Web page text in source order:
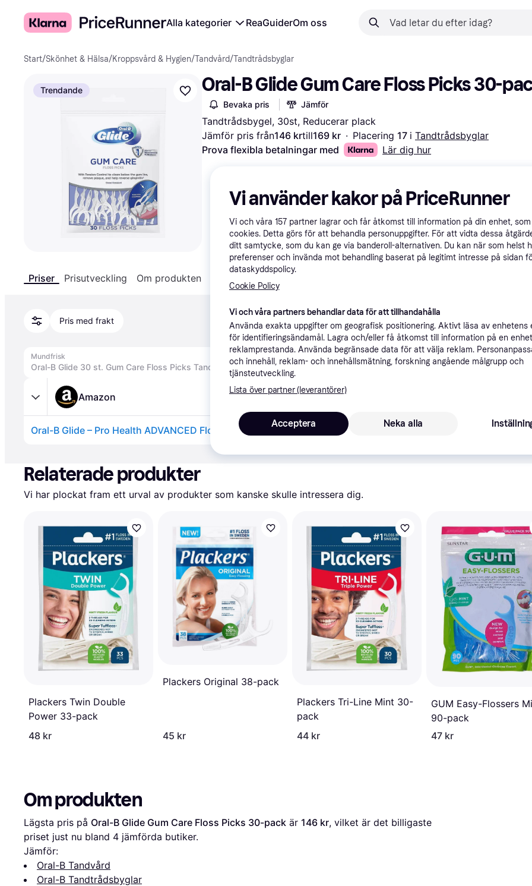
Alla kategorier ReaGuiderOm oss
Start/Skönhet & Hälsa/Kroppsvård & Hygien/Tandvård/Tandtrådsbyglar
Trendande Oral-B Glide Gum Care Floss Picks 30-
Bevaka pris Jämför
Tandtrådsbygel, 30st, Reducerar plack
Jämför pris från146 krtill169 kr · Placering 17 i Tandtrådsbyglar
Prova flexibla betalningar med
Lär dig hur
Priser Prisutveckling Om produkten
Pris med frakt
Mundfrisk
Oral-B Glide 30 st. Gum Care Floss Picks Tandtrådsbågar LÄS TEXTEN 49 kr frakt,3-5 dagar
Amazon
Oral-B Glide – Pro Health ADVANCED Floss plektrum, 1-pack (30 stycken)
Relaterade produkter
Vi har plockat fram ett urval av produkter som kanske skulle intressera dig.
Plackers Twin Double
Power 33-pack
48 kr
Plackers Original 38-pack
45 kr
Plackers Tri-Line Mint 30-
pack
44 kr
GUM Easy-Flossers
90-pack
47 kr
Om produkten
Lägsta pris på Oral-B Glide Gum Care Floss Picks 30-pack är 146 kr, vilket är det billigaste
priset just nu bland 4 jämförda butiker.
Jämför:
Oral-B Tandvård
Oral-B Tandtrådsbyglar
Vi använder kakor på PriceRunner
Vi och våra 157 partner lagrar och får åtkomst till information på din enhet,
cookies. Detta görs för att behandla personuppgifter. För att vidta dessa
ditt samtycke, som du kan ge via banderoll-alternativen. Du kan när som helst
preferenser och invända mot behandling baserat på legitimt intresse på sidan
dataskyddspolicy.
Cookie Policy
Vi och våra partners behandlar data för att tillhandahålla
Använda exakta uppgifter om geografisk positionering. Aktivt läsa av enhetens
för identifieringsändamål. Lagra och/eller få åtkomst till information på en
reklamprestanda. Använda begränsade data för att välja reklam.
och innehåll, reklam- och innehållsmätning, forskning angående målgrupp och
tjänsteutveckling.
Lista över partner (leverantörer)
Neka alla
Acceptera